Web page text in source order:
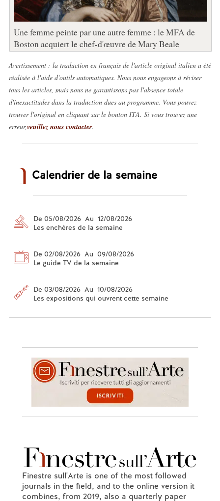
Une femme peinte par une autre femme : le MFA de
Boston acquiert le chef-d'œuvre de Mary Beale
Avertissement : la traduction en français de l'article original italien a été
réalisée à l'aide d'outils automatiques. Nous nous engageons à réviser
tous les articles, mais nous ne garantissons pas l'absence totale
d'inexactitudes dans la traduction dues au programme. Vous pouvez
trouver l'original en cliquant sur le bouton ITA. Si vous trouvez une
erreur,veuillez nous contacter.
Calendrier de la semaine
De 05/08/2026 Au 12/08/2026
Les enchères de la semaine
De 02/08/2026 Au 09/08/2026
Le guide TV de la semaine
De 03/08/2026 Au 10/08/2026
Les expositions qui ouvrent cette semaine
Finestre sull'Arte is one of the most followed
journals in the field, and to the online version it
combines, from 2019, also a quarterly paper